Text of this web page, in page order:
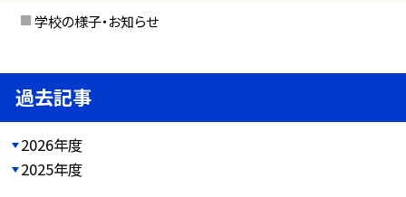
学校の様子・お知らせ
過去記事
2026年度
2025年度